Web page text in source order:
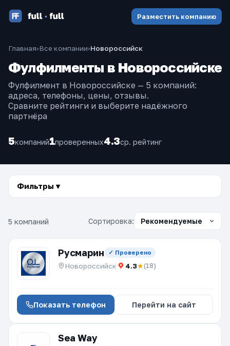
Разместить компанию
Главная›Все компании›Новороссийск
Фулфилменты в Новороссийске
Фулфилмент в Новороссийске — 5 компаний:
адреса, телефоны, цены, отзывы.
Сравните рейтинги и выберите надёжного
партнёра
5компаний1проверенных4.3ср. рейтинг
Фильтры ▾
5 компаний Сортировка:
Русмарин ✓ Проверено
Новороссийск 4.3★(18)
Показать телефон Перейти на сайт
Sea Way